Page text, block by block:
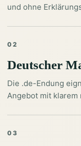
und ohne
02
Deutscher
Die .de-Endung
Angebot mit klarem
03